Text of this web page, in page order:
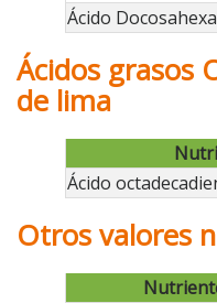
Ácido
Ácidos grasos
de lima
Ácido
Otros valores